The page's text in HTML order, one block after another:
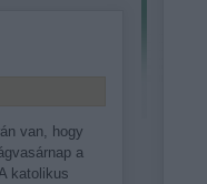
van, hogy
a
katolikus